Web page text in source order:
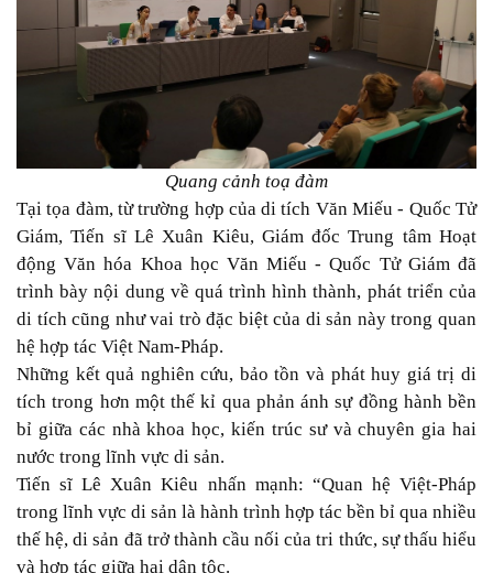
Quang cảnh toạ đàm
Tại tọa đàm, từ trường hợp của di tích Văn Miếu - Quốc Tử
Giám, Tiến sĩ Lê Xuân Kiêu, Giám đốc Trung tâm Hoạt
động Văn hóa Khoa học Văn Miếu - Quốc Tử Giám đã
trình bày nội dung về quá trình hình thành, phát triển của
di tích cũng như vai trò đặc biệt của di sản này trong quan
hệ hợp tác Việt Nam-Pháp.
Những kết quả nghiên cứu, bảo tồn và phát huy giá trị di
tích trong hơn một thế kỉ qua phản ánh sự đồng hành bền
bỉ giữa các nhà khoa học, kiến trúc sư và chuyên gia hai
nước trong lĩnh vực di sản.
Tiến sĩ Lê Xuân Kiêu nhấn mạnh: “Quan hệ Việt-Pháp
trong lĩnh vực di sản là hành trình hợp tác bền bỉ qua nhiều
thế hệ, di sản đã trở thành cầu nối của tri thức, sự thấu hiểu
và hợp tác giữa hai dân tộc.